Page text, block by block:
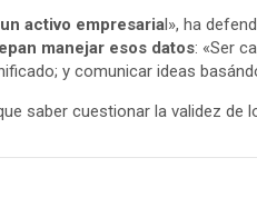
activo empresarial», ha
manejar esos datos: «Ser
y comunicar ideas
saber cuestionar la validez de